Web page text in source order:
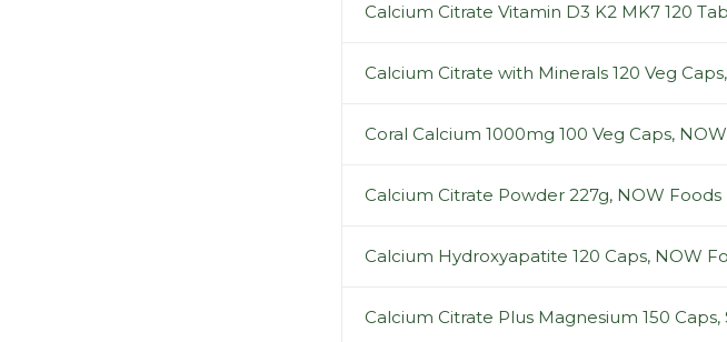
Calcium Citrate Vitamin D3 K2 MK7 120
Calcium Citrate with Minerals 120 Veg
Coral Calcium 1000mg 100 Veg Caps,
Calcium Citrate Powder 227g, NOW Foods
Calcium Hydroxyapatite 120 Caps, NOW
Calcium Citrate Plus Magnesium 150 Caps,